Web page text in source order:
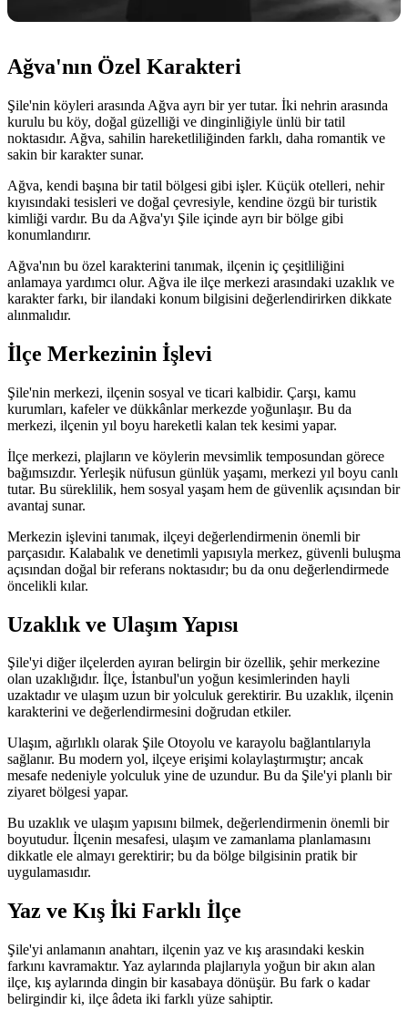
Ağva'nın Özel Karakteri
Şile'nin köyleri arasında Ağva ayrı bir yer tutar. İki nehrin arasında
kurulu bu köy, doğal güzelliği ve dinginliğiyle ünlü bir tatil
noktasıdır. Ağva, sahilin hareketliliğinden farklı, daha romantik ve
sakin bir karakter sunar.
Ağva, kendi başına bir tatil bölgesi gibi işler. Küçük otelleri, nehir
kıyısındaki tesisleri ve doğal çevresiyle, kendine özgü bir turistik
kimliği vardır. Bu da Ağva'yı Şile içinde ayrı bir bölge gibi
konumlandırır.
Ağva'nın bu özel karakterini tanımak, ilçenin iç çeşitliliğini
anlamaya yardımcı olur. Ağva ile ilçe merkezi arasındaki uzaklık ve
karakter farkı, bir ilandaki konum bilgisini değerlendirirken dikkate
alınmalıdır.
İlçe Merkezinin İşlevi
Şile'nin merkezi, ilçenin sosyal ve ticari kalbidir. Çarşı, kamu
kurumları, kafeler ve dükkânlar merkezde yoğunlaşır. Bu da
merkezi, ilçenin yıl boyu hareketli kalan tek kesimi yapar.
İlçe merkezi, plajların ve köylerin mevsimlik temposundan görece
bağımsızdır. Yerleşik nüfusun günlük yaşamı, merkezi yıl boyu canlı
tutar. Bu süreklilik, hem sosyal yaşam hem de güvenlik açısından bir
avantaj sunar.
Merkezin işlevini tanımak, ilçeyi değerlendirmenin önemli bir
parçasıdır. Kalabalık ve denetimli yapısıyla merkez, güvenli buluşma
açısından doğal bir referans noktasıdır; bu da onu değerlendirmede
öncelikli kılar.
Uzaklık ve Ulaşım Yapısı
Şile'yi diğer ilçelerden ayıran belirgin bir özellik, şehir merkezine
olan uzaklığıdır. İlçe, İstanbul'un yoğun kesimlerinden hayli
uzaktadır ve ulaşım uzun bir yolculuk gerektirir. Bu uzaklık, ilçenin
karakterini ve değerlendirmesini doğrudan etkiler.
Ulaşım, ağırlıklı olarak Şile Otoyolu ve karayolu bağlantılarıyla
sağlanır. Bu modern yol, ilçeye erişimi kolaylaştırmıştır; ancak
mesafe nedeniyle yolculuk yine de uzundur. Bu da Şile'yi planlı bir
ziyaret bölgesi yapar.
Bu uzaklık ve ulaşım yapısını bilmek, değerlendirmenin önemli bir
boyutudur. İlçenin mesafesi, ulaşım ve zamanlama planlamasını
dikkatle ele almayı gerektirir; bu da bölge bilgisinin pratik bir
uygulamasıdır.
Yaz ve Kış İki Farklı İlçe
Şile'yi anlamanın anahtarı, ilçenin yaz ve kış arasındaki keskin
farkını kavramaktır. Yaz aylarında plajlarıyla yoğun bir akın alan
ilçe, kış aylarında dingin bir kasabaya dönüşür. Bu fark o kadar
belirgindir ki, ilçe âdeta iki farklı yüze sahiptir.